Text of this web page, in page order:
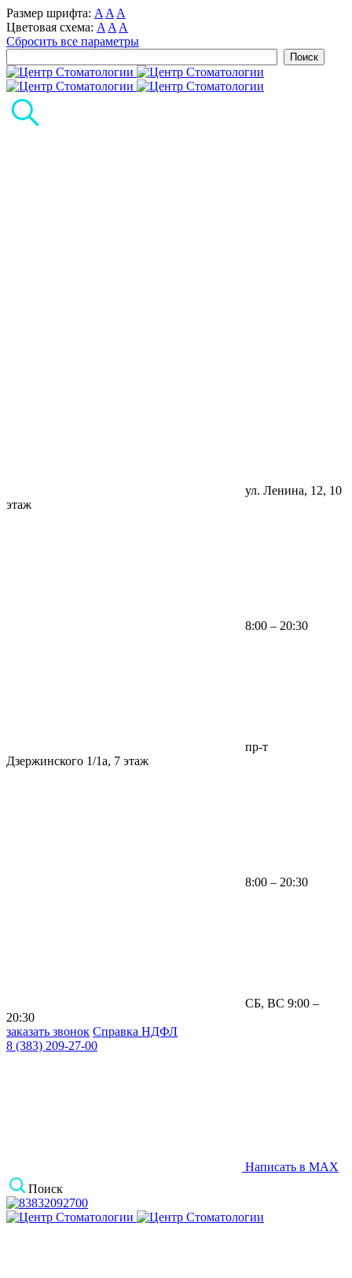
Размер шрифта: A A A
Цветовая схема: A A A
Сбросить все параметры
ул. Ленина, 12, 10
этаж
8:00 – 20:30
пр-т
Дзержинского 1/1а, 7 этаж
8:00 – 20:30
СБ, ВС 9:00 –
20:30
заказать звонок Справка НДФЛ
8 (383) 209-27-00
Написать в MAX
Поиск